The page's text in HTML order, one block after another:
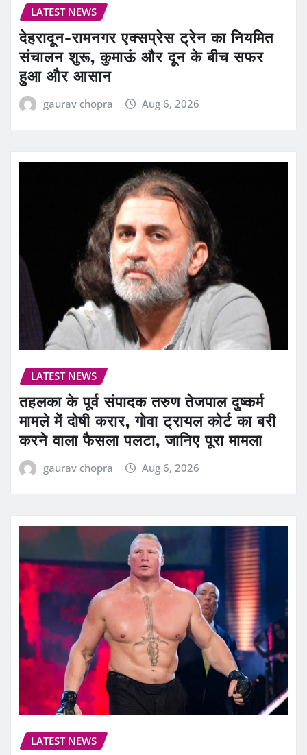
LATEST NEWS
देहरादून-रामनगर एक्सप्रेस ट्रेन का नियमित
संचालन शुरू, कुमाऊं और दून के बीच सफर
हुआ और आसान
gaurav chopra Aug 6, 2026
LATEST NEWS
तहलका के पूर्व संपादक तरुण तेजपाल दुष्कर्म
मामले में दोषी करार, गोवा ट्रायल कोर्ट का बरी
करने वाला फैसला पलटा, जानिए पूरा मामला
gaurav chopra Aug 6, 2026
LATEST NEWS